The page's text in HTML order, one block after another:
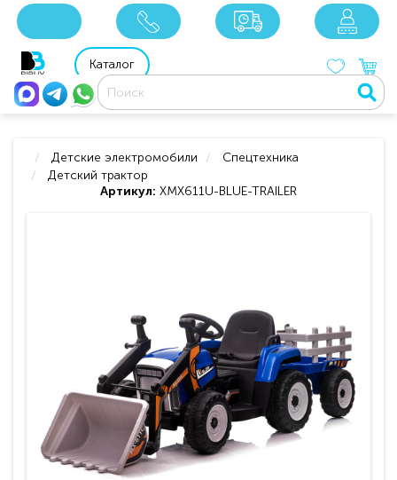
8 800 201 92 06
Каталог
Детские электромобили
Спецтехника
Детский трактор
Артикул: XMX611U-BLUE-TRAILER
xxx